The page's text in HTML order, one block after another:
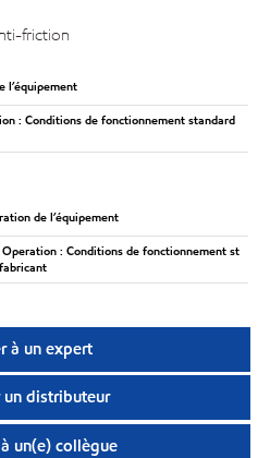
friction
l’équipement
: Conditions de fonctionnement standard
de l’équipement
: Conditions de fonctionnement st
à un expert
un distributeur
un(e) collègue